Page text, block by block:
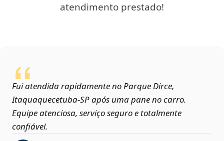
atendimento prestado!
Fui atendida rapidamente no Parque Dirce,
Itaquaquecetuba‑SP após uma pane no carro.
Equipe atenciosa, serviço seguro e totalmente
confiável.